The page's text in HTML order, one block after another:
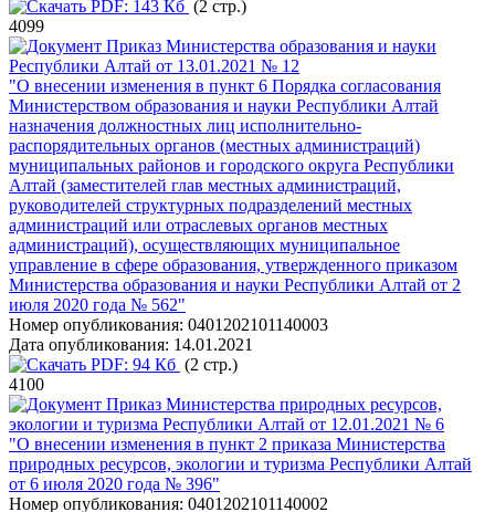
PDF: 143 Кб (2 стр.)
4099
Приказ Министерства образования и науки
Республики Алтай от 13.01.2021 № 12
"О внесении изменения в пункт 6 Порядка согласования
Министерством образования и науки Республики Алтай
назначения должностных лиц исполнительно-
распорядительных органов (местных администраций)
муниципальных районов и городского округа Республики
Алтай (заместителей глав местных администраций,
руководителей структурных подразделений местных
администраций или отраслевых органов местных
администраций), осуществляющих муниципальное
управление в сфере образования, утвержденного приказом
Министерства образования и науки Республики Алтай от 2
июля 2020 года № 562"
Номер опубликования: 0401202101140003
Дата опубликования: 14.01.2021
PDF: 94 Кб (2 стр.)
4100
Приказ Министерства природных ресурсов,
экологии и туризма Республики Алтай от 12.01.2021 № 6
"О внесении изменения в пункт 2 приказа Министерства
природных ресурсов, экологии и туризма Республики Алтай
от 6 июля 2020 года № 396"
Номер опубликования: 0401202101140002